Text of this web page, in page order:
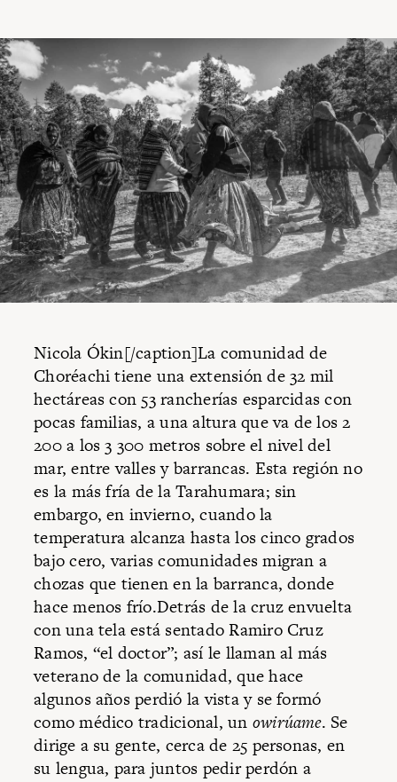
Nicola Ókin[/caption]La comunidad de
Choréachi tiene una extensión de 32 mil
hectáreas con 53 rancherías esparcidas con
pocas familias, a una altura que va de los 2
200 a los 3 300 metros sobre el nivel del
mar, entre valles y barrancas. Esta región no
es la más fría de la Tarahumara; sin
embargo, en invierno, cuando la
temperatura alcanza hasta los cinco grados
bajo cero, varias comunidades migran a
chozas que tienen en la barranca, donde
hace menos frío.Detrás de la cruz envuelta
con una tela está sentado Ramiro Cruz
Ramos, “el doctor”; así le llaman al más
veterano de la comunidad, que hace
algunos años perdió la vista y se formó
como médico tradicional, un owirúame. Se
dirige a su gente, cerca de 25 personas, en
su lengua, para juntos pedir perdón a